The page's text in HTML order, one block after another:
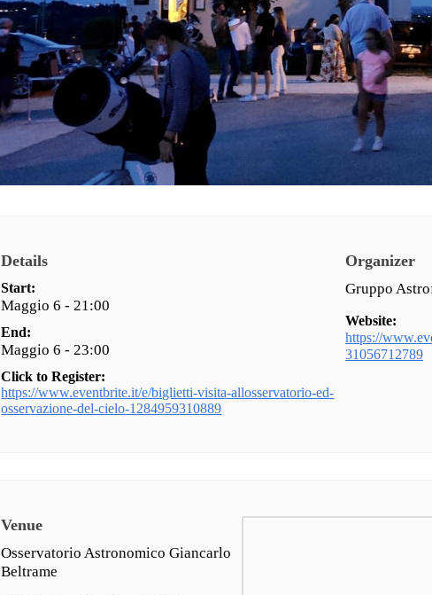
Details
Start:
Maggio 6 - 21:00
End:
Maggio 6 - 23:00
Click to Register:
https://www.eventbrite.it/e/biglietti-visita-allosservatorio-ed-
osservazione-del-cielo-1284959310889
Organizer
Gruppo
Website:
https://
31056712789
Venue
Osservatorio Astronomico Giancarlo
Beltrame